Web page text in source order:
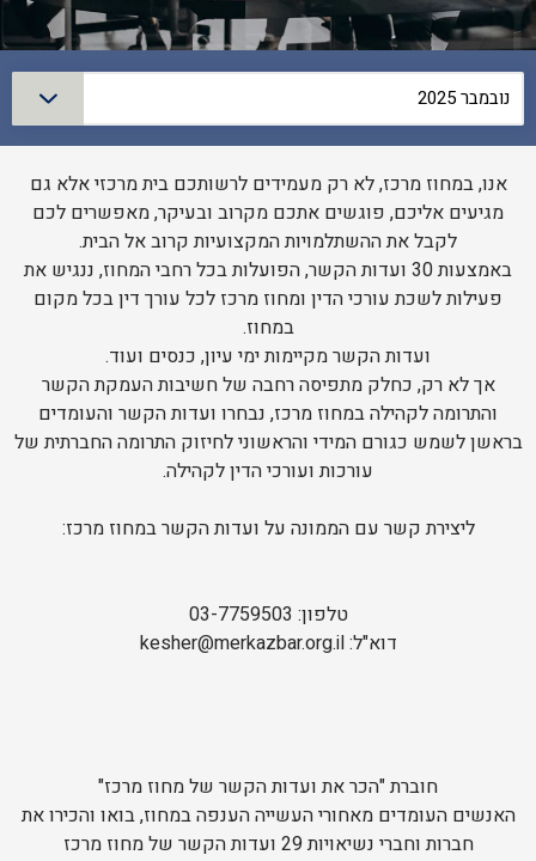
סינון
נובמבר 2025
אנו, במחוז מרכז, לא רק מעמידים לרשותכם בית מרכזי אלא גם
מגיעים אליכם, פוגשים אתכם מקרוב ובעיקר, מאפשרים לכם
לקבל את ההשתלמויות המקצועיות קרוב אל הבית.
באמצעות 30 ועדות הקשר, הפועלות בכל רחבי המחוז, ננגיש את
פעילות לשכת עורכי הדין ומחוז מרכז לכל עורך דין בכל מקום
במחוז.
ועדות הקשר מקיימות ימי עיון, כנסים ועוד.
אך לא רק, כחלק מתפיסה רחבה של חשיבות העמקת הקשר
והתרומה לקהילה במחוז מרכז, נבחרו ועדות הקשר והעומדים
בראשן לשמש כגורם המידי והראשוני לחיזוק התרומה החברתית של
עורכות ועורכי הדין לקהילה.
ליצירת קשר עם הממונה על ועדות הקשר במחוז מרכז:
טלפון: 03-7759503
דוא"ל: kesher@merkazbar.org.il
חוברת "הכר את ועדות הקשר של מחוז מרכז"
האנשים העומדים מאחורי העשייה הענפה במחוז, בואו והכירו את
חברות וחברי נשיאויות 29 ועדות הקשר של מחוז מרכז